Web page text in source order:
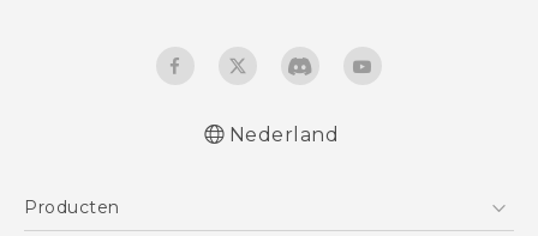
Nederlands - Gebruikershandleiding
Nederland
Producten